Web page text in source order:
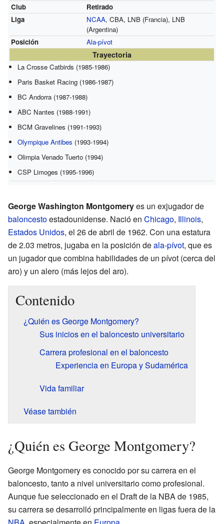
Club
Retirado
Liga
NCAA, CBA, LNB (Francia), LNB
(Argentina)
Posición
Ala-pívot
Trayectoria
La Crosse Catbirds (1985-1986)
Paris Basket Racing (1986-1987)
BC Andorra (1987-1988)
ABC Nantes (1988-1991)
BCM Gravelines (1991-1993)
Olympique Antibes (1993-1994)
Olimpia Venado Tuerto (1994)
CSP Limoges (1995-1996)
George Washington Montgomeryes un exjugador de
baloncestoestadounidense. Nació en Chicago, Illinois,
Estados Unidos, el 26 de abril de 1962. Con una estatura
de 2.03 metros, jugaba en la posición deala-pívot, que es
un jugador que combina habilidades de un pívot (cerca del
aro) y un alero (más lejos del aro).
Contenido
¿Quién es George Montgomery?
Sus inicios en el baloncesto universitario
Carrera profesional en el baloncesto
Experiencia en Europa y Sudamérica
Vida familiar
Véase también
¿Quién es George Montgomery?
George Montgomery es conocido por su carrera en el
baloncesto, tanto a nivel universitario como profesional.
Aunque fue seleccionado en el Draft de la NBA de 1985,
su carrera se desarrolló principalmente en ligas fuera de la